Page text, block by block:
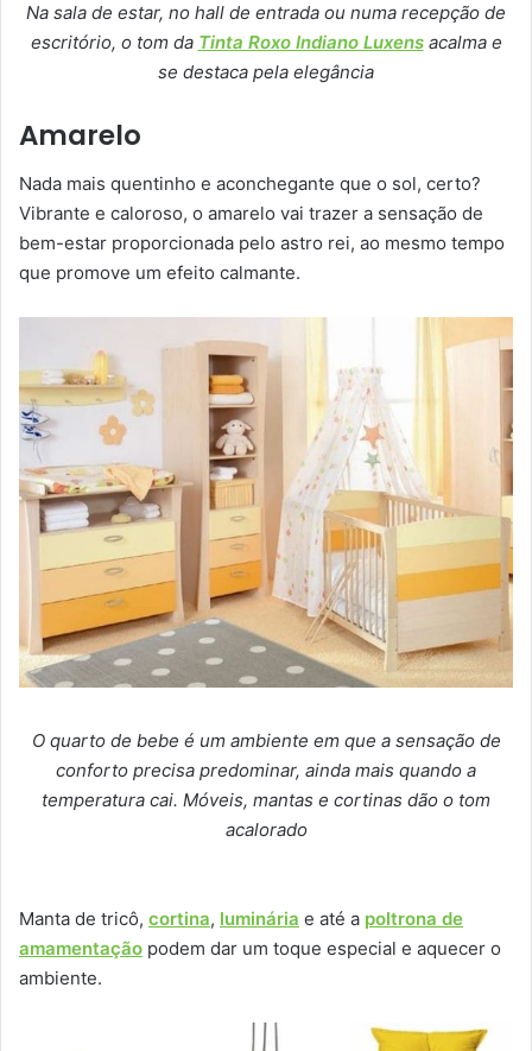
Na sala de estar, no hall de entrada ou numa recepção de
escritório, o tom da Tinta Roxo Indiano Luxensacalma e
se destaca pela elegância
Amarelo
Nada mais quentinho e aconchegante que o sol, certo?
Vibrante e caloroso, o amarelo vai trazer a sensação de
bem-estar proporcionada pelo astro rei, ao mesmo tempo
que promove um efeito calmante.
O quarto de bebe é um ambiente em que a sensação de
conforto precisa predominar, ainda mais quando a
temperatura cai. Móveis, mantas e cortinas dão o tom
acalorado
Manta de tricô, cortina, luminária e até a poltrona de
amamentação podem dar um toque especial e aquecer o
ambiente.